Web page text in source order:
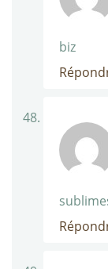
biz